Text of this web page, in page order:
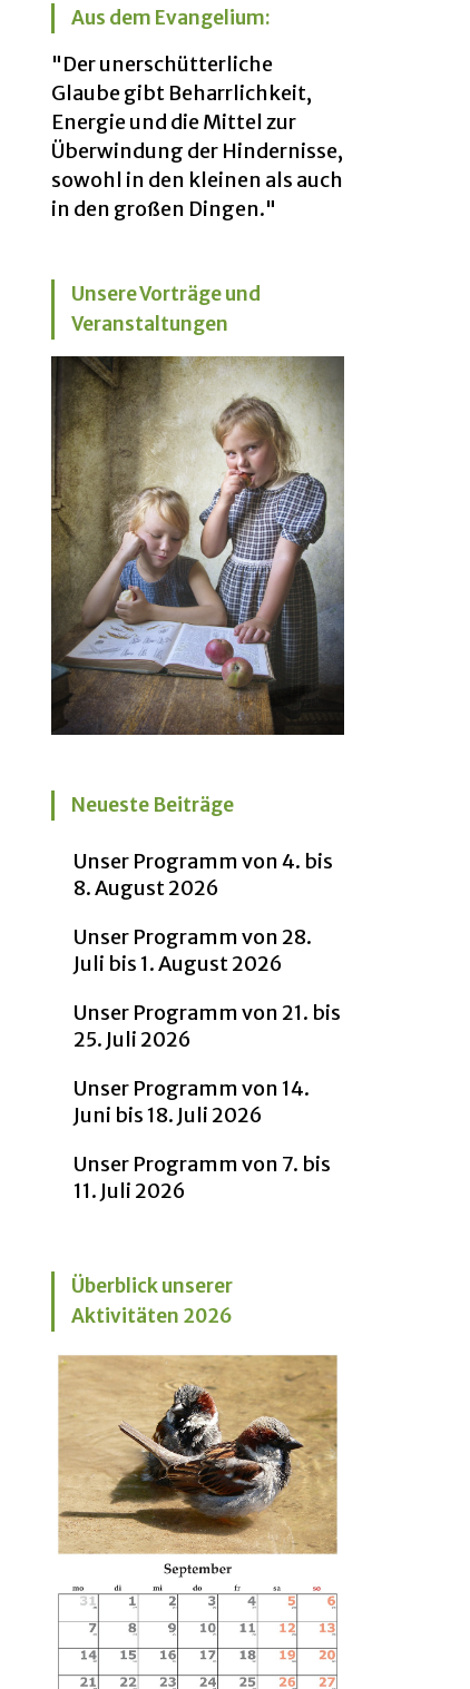
Aus dem Evangelium:
"Der unerschütterliche
Glaube gibt Beharrlichkeit,
Energie und die Mittel zur
Überwindung der Hindernisse,
sowohl in den kleinen als auch
in den großen Dingen."
Unsere Vorträge und
Veranstaltungen
Neueste Beiträge
Unser Programm von 4. bis
8. August 2026
Unser Programm von 28.
Juli bis 1. August 2026
Unser Programm von 21. bis
25. Juli 2026
Unser Programm von 14.
Juni bis 18. Juli 2026
Unser Programm von 7. bis
11. Juli 2026
Überblick unserer
Aktivitäten 2026